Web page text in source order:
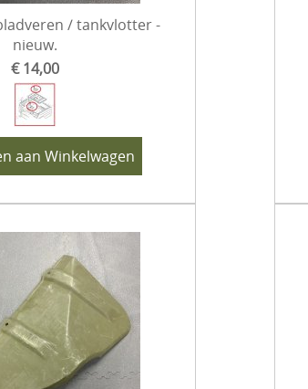
/ tankvlotter -
nieuw.
€ 14,00
aan Winkelwagen